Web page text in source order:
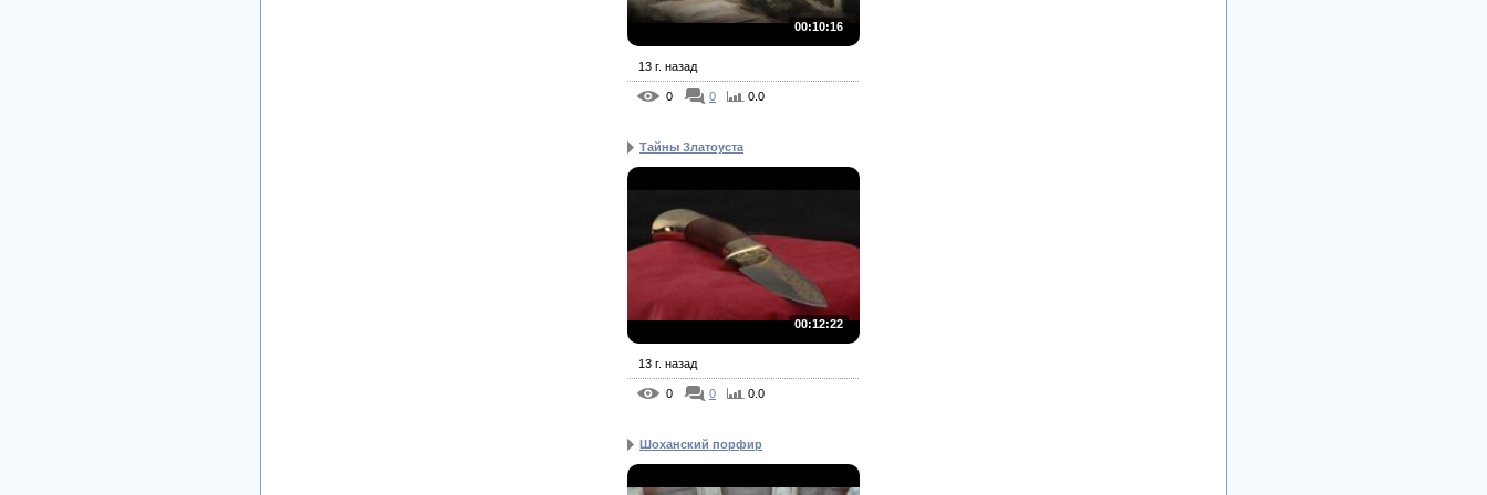
00:10:16
13 г. назад
0 0 0.0
Тайны Златоуста
00:12:22
13 г. назад
0 0 0.0
Шоханский порфир